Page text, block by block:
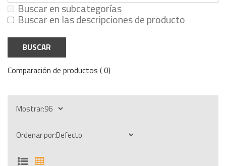
Buscar en subcategorías
Buscar en las descripciones de producto
Comparación de productos ( 0)